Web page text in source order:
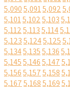
5,0905,0915,092
5,1015,1025,103
5,1125,1135,114
5,1235,1245,125
5,1345,1355,136
5,1455,1465,147
5,1565,1575,158
5,1675,1685,169